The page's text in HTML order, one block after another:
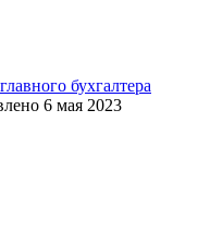
бухгалтера
6 мая 2023